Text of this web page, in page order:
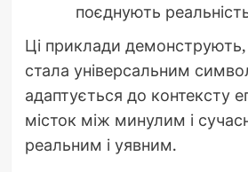
поєднують
Ці приклади
стала універсальним
адаптується до контексту
місток між минулим і
реальним і уявним.